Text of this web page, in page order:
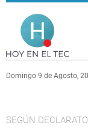
Pasar al contenido
Domingo 9 de Agosto,
SEGÚN